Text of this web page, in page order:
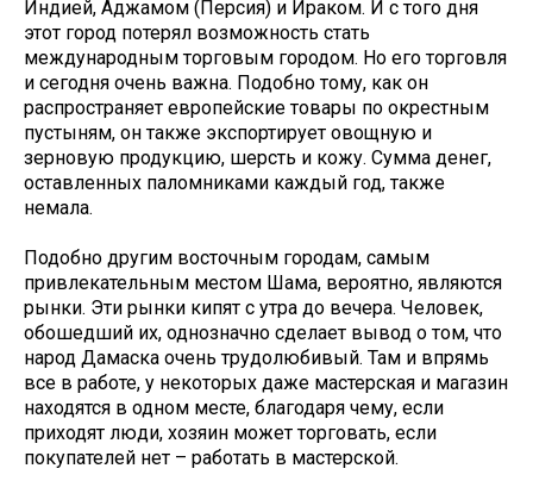
Индией, Аджамом (Персия) и Ираком. И с того дня
этот город потерял возможность стать
международным торговым городом. Но его торговля
и сегодня очень важна. Подобно тому, как он
распространяет европейские товары по окрестным
пустыням, он также экспортирует овощную и
зерновую продукцию, шерсть и кожу. Сумма денег,
оставленных паломниками каждый год, также
немала.
Подобно другим восточным городам, самым
привлекательным местом Шама, вероятно, являются
рынки. Эти рынки кипят с утра до вечера. Человек,
обошедший их, однозначно сделает вывод о том, что
народ Дамаска очень трудолюбивый. Там и впрямь
все в работе, у некоторых даже мастерская и магазин
находятся в одном месте, благодаря чему, если
приходят люди, хозяин может торговать, если
покупателей нет – работать в мастерской.